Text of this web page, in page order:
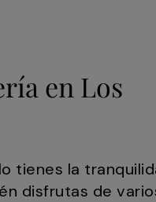
en Los
tienes la
disfrutas de